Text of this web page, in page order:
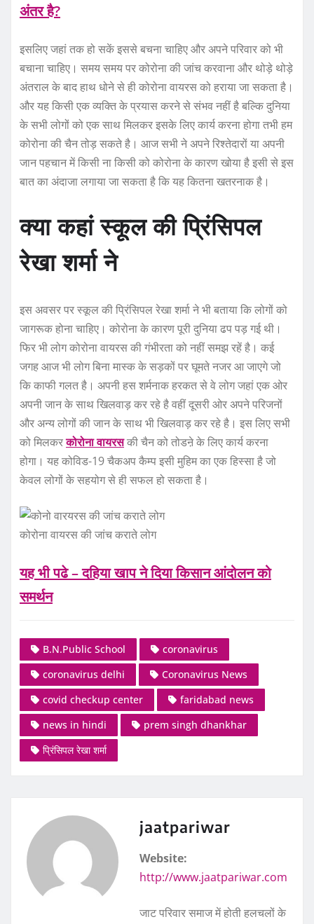
अंतर है?
इसलिए जहां तक हो सकें इससे बचना चाहिए और अपने परिवार को भी
बचाना चाहिए। समय समय पर कोरोना की जांच करवाना और थोड़े थोड़े
अंतराल के बाद हाथ धोने से ही कोरोना वायरस को हराया जा सकता है।
और यह किसी एक व्यक्ति के प्रयास करने से संभव नहीं है बल्कि दुनिया
के सभी लोगों को एक साथ मिलकर इसके लिए कार्य करना होगा तभी हम
कोरोना की चैन तोड़ सकते है। आज सभी ने अपने रिश्तेदारों या अपनी
जान पहचान में किसी ना किसी को कोरोना के कारण खोया है इसी से इस
बात का अंदाजा लगाया जा सकता है कि यह कितना खतरनाक है।
क्या कहां स्कूल की प्रिंसिपल
रेखा शर्मा ने
इस अवसर पर स्कूल की प्रिंसिपल रेखा शर्मा ने भी बताया कि लोगों को
जागरूक होना चाहिए। कोरोना के कारण पूरी दुनिया ढप पड़ गई थी।
फिर भी लोग कोरोना वायरस की गंभीरता को नहीं समझ रहें है। कई
जगह आज भी लोग बिना मास्क के सड़कों पर घूमते नजर आ जाएगे जो
कि काफी गलत है। अपनी हस शर्मनाक हरकत से वे लोग जहां एक ओर
अपनी जान के साथ खिलवाड़ कर रहे है वहीं दूसरी ओर अपने परिजनों
और अन्य लोगों की जान के साथ भी खिलवाड़ कर रहे है। इस लिए सभी
को मिलकरकोरोना वायरसकी चैन को तोडऩे के लिए कार्य करना
होगा। यह कोविड-19 चैकअप कैम्प इसी मुहिम का एक हिस्सा है जो
केवल लोगों के सहयोग से ही सफल हो सकता है।
कोरोना वायरस की जांच कराते लोग
यह भी पढे – दहिया खाप ने दिया किसान आंदोलन को
समर्थन
B.N.Public School
coronavirus
coronavirus delhi
Coronavirus News
covid checkup center
faridabad news
news in hindi
prem singh dhankhar
प्रिंसिपल रेखा शर्मा
jaatpariwar
Website:
http://www.jaatpariwar.com
जाट परिवार समाज में होती हलचलों के